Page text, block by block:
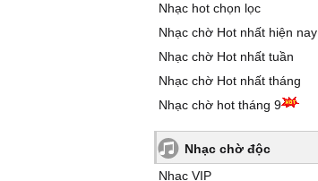
Nhạc hot chọn lọc
Nhạc chờ Hot nhất hiện nay
Nhạc chờ Hot nhất tuần
Nhạc chờ Hot nhất tháng
Nhạc chờ hot tháng 9
Nhạc chờ độc
Nhạc VIP